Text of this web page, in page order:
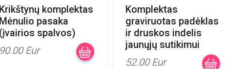
Krikštynų komplektas
Mėnulio pasaka
(įvairios spalvos)
90.00 Eur
Komplektas
graviruotas padėklas
ir druskos indelis
jaunųjų sutikimui
52.00 Eur